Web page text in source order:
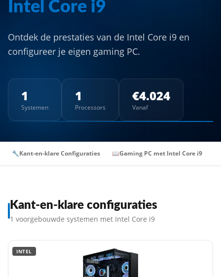
Intel Core i9
Ontdek de prestaties van de Intel Core i9 en
configureer je eigen gaming PC.
1
Systemen
1
Processors
€4.024
Vanaf
🔧Kant-en-klare Configuraties 📖Gaming PC met Intel Core i9
Kant-en-klare configuraties
1 voorgebouwde systemen met Intel Core i9
INTEL